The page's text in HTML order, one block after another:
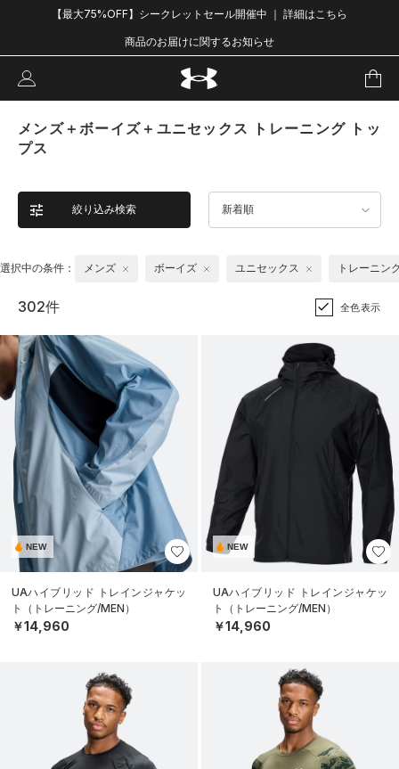
【最大75%OFF】シークレットセール開催中 ｜ 詳細はこちら
商品のお届けに関するお知らせ
メンズ＋ボーイズ＋ユニセックス トレーニング トッ
プス
絞り込み検索 新着順
選択中の条件： メンズ ボーイズ ユニセックス トレーニン
302件 全色表示
NEW
UAハイブリッド トレインジャケッ
ト（トレーニング/MEN）
￥14,960
NEW
UAハイブリッド トレインジャケッ
ト（トレーニング/MEN）
￥14,960